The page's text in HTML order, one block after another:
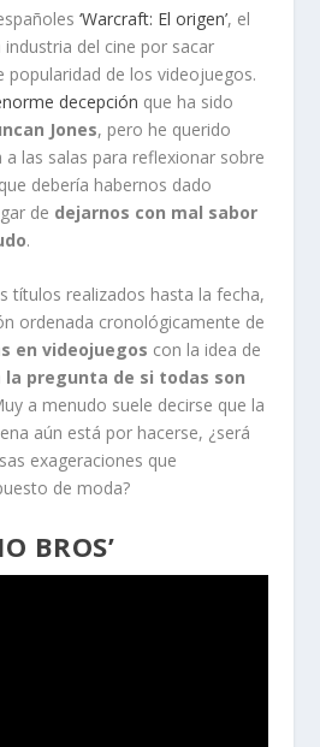
‘Warcraft: El origen’, el
del cine por sacar
popularidad de los videojuegos.
decepción que ha sido
Jones, pero he querido
a las salas para reflexionar sobre
debería habernos dado
de dejarnos con mal sabor
.
títulos realizados hasta la fecha,
ordenada cronológicamente de
en videojuegos con la idea de
la pregunta de si todas son
a menudo suele decirse que la
aún está por hacerse, ¿será
exageraciones que
de moda?
BROS’